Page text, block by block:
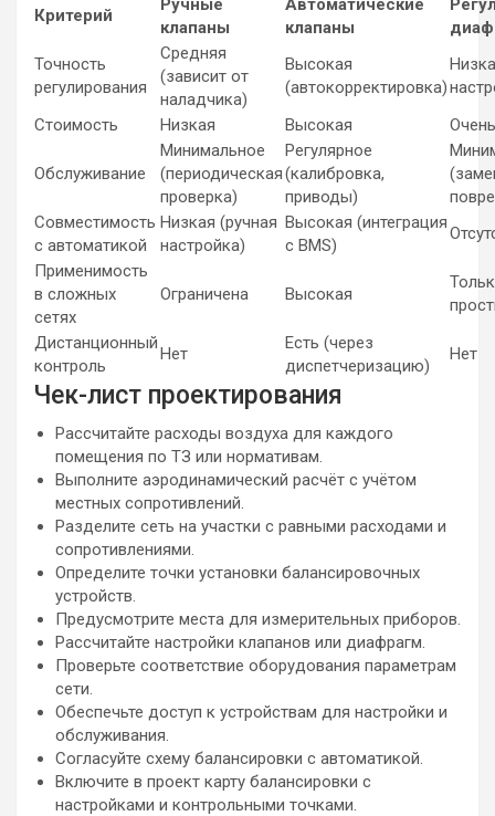
Критерий
Ручные
клапаны
Автоматические
клапаны
Точность
регулирования
Средняя
(зависит от
наладчика)
Высокая
(автокорректировка)
Стоимость
Низкая Высокая
Обслуживание
Минимальное
(периодическая
проверка)
Регулярное
(калибровка,
приводы)
Совместимость
с автоматикой
Низкая (ручная
настройка)
Высокая (интеграция
с BMS)
Применимость
в сложных
сетях
Ограничена Высокая
Дистанционный
контроль
Нет
Есть (через
диспетчеризацию)
Нет
Чек-лист проектирования
Рассчитайте расходы воздуха для каждого
помещения по ТЗ или нормативам.
Выполните аэродинамический расчёт с учётом
местных сопротивлений.
Разделите сеть на участки с равными расходами и
сопротивлениями.
Определите точки установки балансировочных
устройств.
Предусмотрите места для измерительных приборов.
Рассчитайте настройки клапанов или диафрагм.
Проверьте соответствие оборудования параметрам
сети.
Обеспечьте доступ к устройствам для настройки и
обслуживания.
Согласуйте схему балансировки с автоматикой.
Включите в проект карту балансировки с
настройками и контрольными точками.